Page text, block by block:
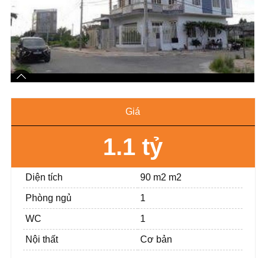
Giá
1.1 tỷ
Diện tích 90 m2 m2
Phòng ngủ 1
WC 1
Nội thất Cơ bản